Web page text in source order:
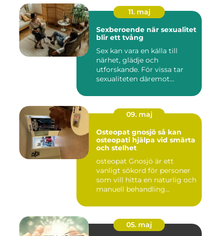
11. maj
Sexberoende när sexualitet
blir ett tvång
Sex kan vara en källa till
närhet, glädje och
utforskande. För vissa tar
sexualiteten däremot
09. maj
Osteopat gnosjö så kan
osteopati hjälpa vid smärta
och stelhet
osteopat Gnosjö är ett
vanligt sökord för personer
som vill hitta en naturlig och
manuell behandling...
05. maj